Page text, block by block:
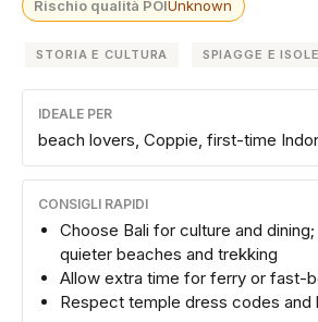
Rischio qualità POIUnknown
STORIA E CULTURA SPIAGGE E ISOLE
IDEALE PER
beach lovers, Coppie, first-time
CONSIGLI RAPIDI
Choose Bali for culture and
quieter beaches and trekking
Allow extra time for ferry or fast-
Respect temple dress codes and